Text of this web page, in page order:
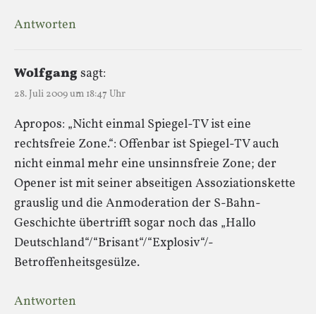
Antworten
Wolfgangsagt:
28. Juli 2009 um 18:47 Uhr
Apropos: „Nicht einmal Spiegel-TV ist eine
rechtsfreie Zone.“: Offenbar ist Spiegel-TV auch
nicht einmal mehr eine unsinnsfreie Zone; der
Opener ist mit seiner abseitigen Assoziationskette
grauslig und die Anmoderation der S-Bahn-
Geschichte übertrifft sogar noch das „Hallo
Deutschland“/“Brisant“/“Explosiv“/-
Betroffenheitsgesülze.
Antworten